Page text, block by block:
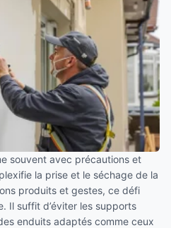
souvent avec précautions et
la prise et le séchage de la
produits et gestes, ce défi
Il suffit d’éviter les supports
enduits adaptés comme ceux